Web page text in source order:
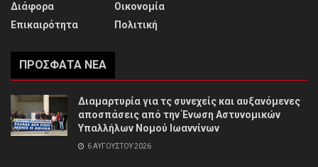
Διάφορα
Επικαιρότητα
Οικονομία
Πολιτική
ΠΡΌΣΦΑΤΑ ΝΈΑ
Διαμαρτυρία για τς συνεχείς και αυξανόμενες
αποσπάσεις από την Ένωση Αστυνομικών
Υπαλλήλων Νομού Ιωαννίνων
6 ΑΥΓΟΎΣΤΟΥ 2026